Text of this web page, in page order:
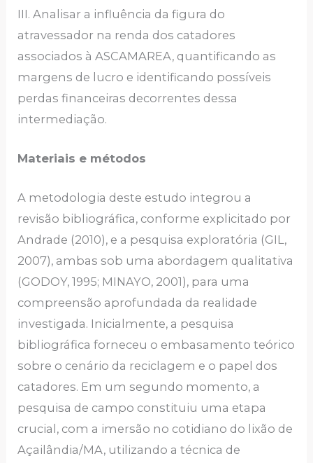
III. Analisar a influência da figura do
atravessador na renda dos catadores
associados à ASCAMAREA, quantificando as
margens de lucro e identificando possíveis
perdas financeiras decorrentes dessa
intermediação.
Materiais e métodos
A metodologia deste estudo integrou a
revisão bibliográfica, conforme explicitado por
Andrade (2010), e a pesquisa exploratória (GIL,
2007), ambas sob uma abordagem qualitativa
(GODOY, 1995; MINAYO, 2001), para uma
compreensão aprofundada da realidade
investigada. Inicialmente, a pesquisa
bibliográfica forneceu o embasamento teórico
sobre o cenário da reciclagem e o papel dos
catadores. Em um segundo momento, a
pesquisa de campo constituiu uma etapa
crucial, com a imersão no cotidiano do lixão de
Açailândia/MA, utilizando a técnica de